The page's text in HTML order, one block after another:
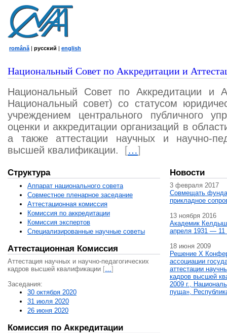
română | русский | english
Национальный Совет по Аккредитации и
Национальный Совет по Аккредитации и
Национальный совет) со статусом
учреждением центрального публичного
оценки и аккредитации организаций в
а также аттестации научных и научно-
высшей квалификации.
[…]
Структура
Аппарат национального совета
Совместное пленарное заседание
Аттестационная комисcия
Комиссия по аккредитации
Комиссия экспертов
Специализированные научные советы
Аттестационная Комиссия
Аттестация научных и научно-педагогических
кадров высшей квалификации […]
Заседания:
30 октября 2020
31 июля 2020
26 июня 2020
Комиссия по Аккредитации
Новости
3 февраля 2017
Совмещать
прикладное
13 ноября 2016
Академик
апреля 1931 — 11
18 июня 2009
Решение X
ассоциации
аттестации
кадров высшей
2009 г.,
пуща»,